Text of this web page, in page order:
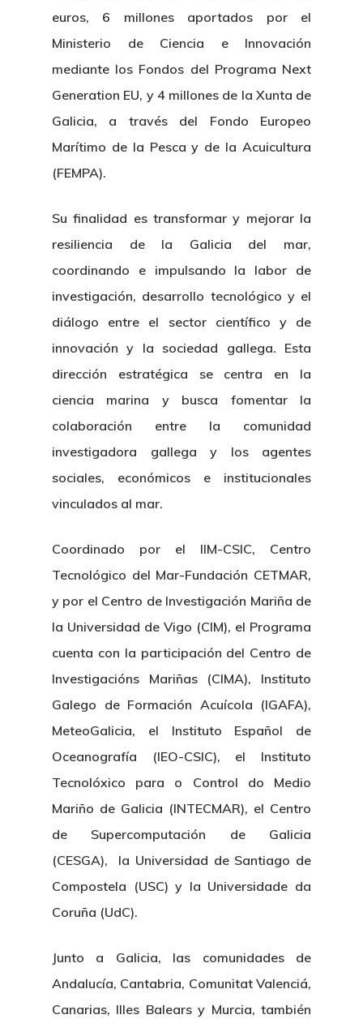
euros, 6 millones aportados por el
Ministerio de Ciencia e Innovación
mediante los Fondos del Programa Next
Generation EU, y 4 millones de la Xunta de
Galicia, a través del Fondo Europeo
Marítimo de la Pesca y de la Acuicultura
(FEMPA).
Su finalidad es transformar y mejorar la
resiliencia de la Galicia del mar,
coordinando e impulsando la labor de
investigación, desarrollo tecnológico y el
diálogo entre el sector científico y de
innovación y la sociedad gallega. Esta
dirección estratégica se centra en la
ciencia marina y busca fomentar la
colaboración entre la comunidad
investigadora gallega y los agentes
sociales, económicos e institucionales
vinculados al mar.
Coordinado por el IIM-CSIC, Centro
Tecnológico del Mar-Fundación CETMAR,
y por el Centro de Investigación Mariña de
la Universidad de Vigo (CIM), el Programa
cuenta con la participación del Centro de
Investigacións Mariñas (CIMA), Instituto
Galego de Formación Acuícola (IGAFA),
MeteoGalicia, el Instituto Español de
Oceanografía (IEO-CSIC), el Instituto
Tecnolóxico para o Control do Medio
Mariño de Galicia (INTECMAR), el Centro
de Supercomputación de Galicia
(CESGA), la Universidad de Santiago de
Compostela (USC) y la Universidade da
Coruña (UdC).
Junto a Galicia, las comunidades de
Andalucía, Cantabria, Comunitat Valenciá,
Canarias, Illes Balears y Murcia, también
Nosotros
Directorio De Personal
Logo CETMAR
Novedades
Actualidad
Eventos
Proyectos
Publicaciones
Centro De
Boletín De Noticias
Licitaciones
Gobierno